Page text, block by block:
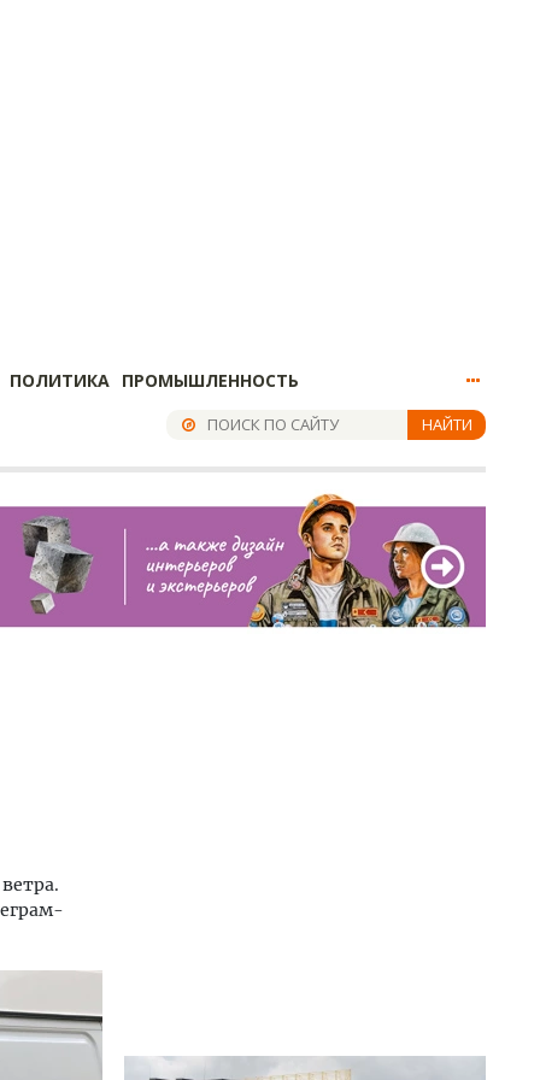
ПОЛИТИКА ПРОМЫШЛЕННОСТЬ
НАЙТИ